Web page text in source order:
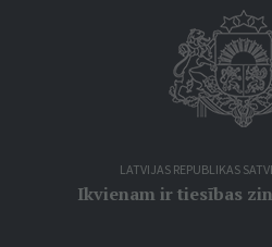
LATVIJAS REPUBLIKAS
Ikvienam ir tiesības